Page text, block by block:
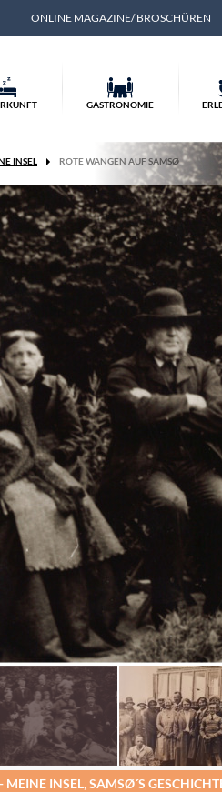
ONLINE MAGAZINE/ BROSCHÜREN
GASTRONOMIE
INSEL ROTE WANGEN AUF SAMSØ
INSEL, SAMSØ´S